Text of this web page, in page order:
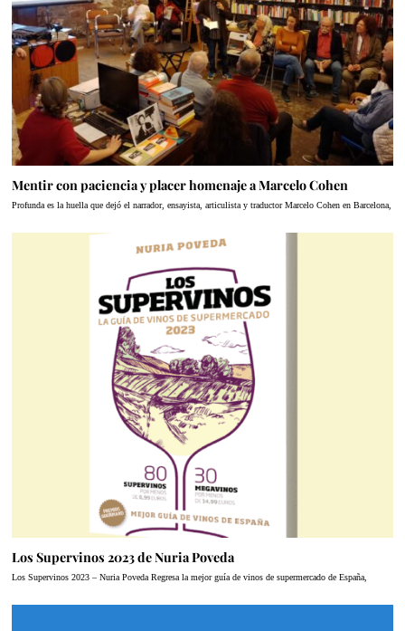
Mentir con paciencia y placer homenaje a Marcelo Cohen
Profunda es la huella que dejó el narrador, ensayista, articulista y traductor Marcelo Cohen en Barcelona,
Los Supervinos 2023 de Nuria Poveda
Los Supervinos 2023 – Nuria Poveda Regresa la mejor guía de vinos de supermercado de España,